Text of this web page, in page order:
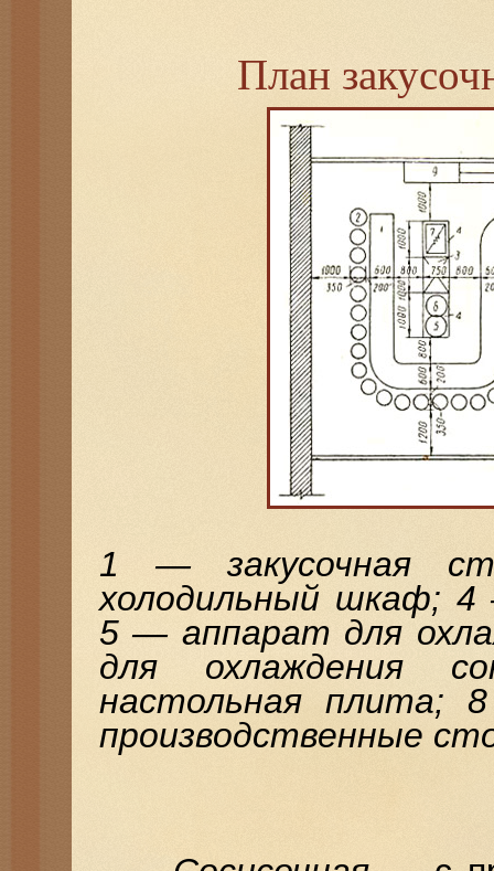
План
1 — закусочная
холодильный шкаф;
5 — аппарат для
для охлаждения
настольная плита;
производственные